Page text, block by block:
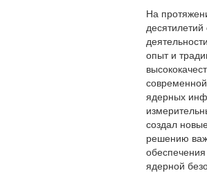
На
десятилетий
опыт и
ядерных
создал
решению
ядерной